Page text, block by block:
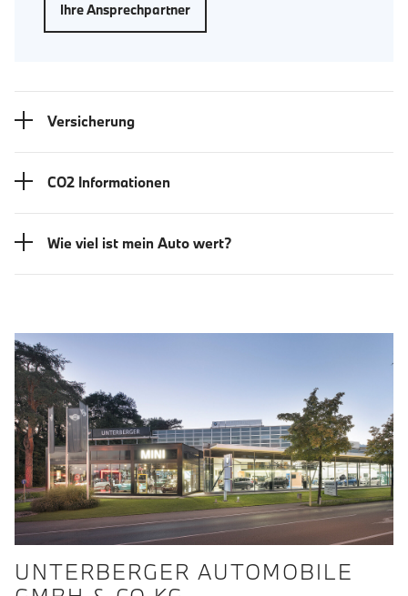
Ihre Ansprechpartner
Versicherung
CO2 Informationen
Wie viel ist mein Auto wert?
UNTERBERGER AUTOMOBILE